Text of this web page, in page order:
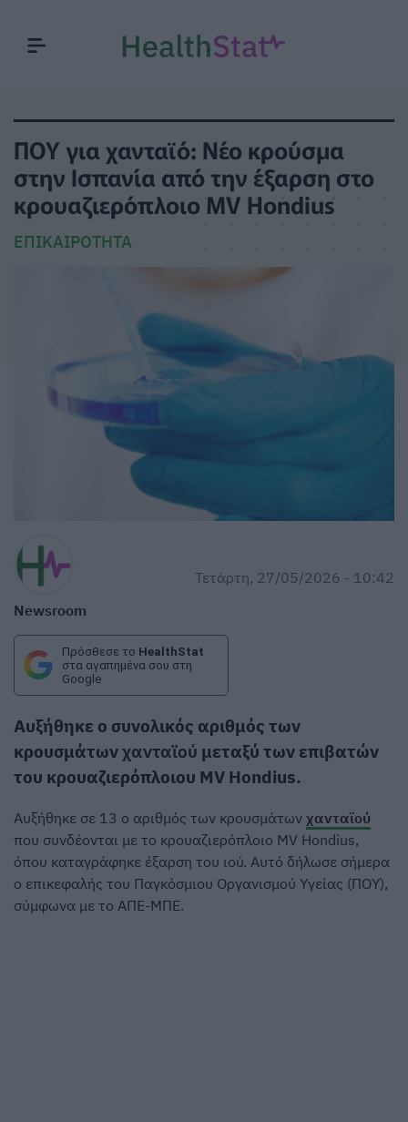
ΠΟΥ για χανταϊό: Νέο κρούσμα
στην Ισπανία από την έξαρση στο
κρουαζιερόπλοιο MV Hondius
ΕΠΙΚΑΙΡΌΤΗΤΑ
Newsroom
Τετάρτη, 27/05/2026 - 10:42
Πρόσθεσε το HealthStat
στα αγαπημένα σου στη
Google
Αυξήθηκε ο συνολικός αριθμός των
κρουσμάτωνχανταϊού μεταξύ των επιβατών
του κρουαζιερόπλοιου MV Hondius.
Αυξήθηκε σε 13 ο αριθμός των κρουσμάτων χανταϊού
που συνδέονται με το κρουαζιερόπλοιο MV Hondius,
όπου καταγράφηκε έξαρση του ιού. Αυτό δήλωσε σήμερα
ο επικεφαλής του Παγκόσμιου Οργανισμού Υγείας (ΠΟΥ),
σύμφωνα με το ΑΠΕ-ΜΠΕ.